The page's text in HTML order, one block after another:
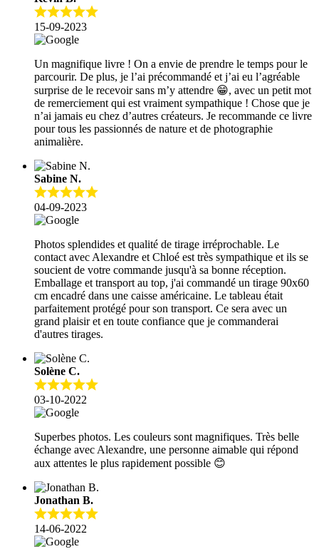
15-09-2023
Un magnifique livre ! On a envie de prendre le temps pour le
parcourir. De plus, je l’ai précommandé et j’ai eu l’agréable
surprise de le recevoir sans m’y attendre 😁, avec un petit mot
de remerciement qui est vraiment sympathique ! Chose que je
n’ai jamais eu chez d’autres créateurs. Je recommande ce livre
pour tous les passionnés de nature et de photographie
animalière.
Sabine N.
04-09-2023
Photos splendides et qualité de tirage irréprochable. Le
contact avec Alexandre et Chloé est très sympathique et ils se
soucient de votre commande jusqu'à sa bonne réception.
Emballage et transport au top, j'ai commandé un tirage 90x60
cm encadré dans une caisse américaine. Le tableau était
parfaitement protégé pour son transport. Ce sera avec un
grand plaisir et en toute confiance que je commanderai
d'autres tirages.
Solène C.
03-10-2022
Superbes photos. Les couleurs sont magnifiques. Très belle
échange avec Alexandre, une personne aimable qui répond
aux attentes le plus rapidement possible 😊
Jonathan B.
14-06-2022